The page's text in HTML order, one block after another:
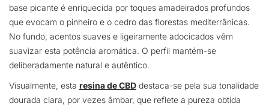
base picante é enriquecida por toques amadeirados profundos
que evocam o pinheiro e o cedro das florestas mediterrânicas.
No fundo, acentos suaves e ligeiramente adocicados vêm
suavizar esta potência aromática. O perfil mantém-se
deliberadamente natural e autêntico.
Visualmente, esta resina de CBD destaca-se pela sua tonalidade
dourada clara, por vezes âmbar, que reflete a pureza obtida